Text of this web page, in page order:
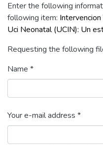
Enter the following
following item:
Uci Neonatal (UCIN): Un
Requesting the following
Name *
Your e-mail address *